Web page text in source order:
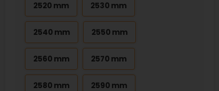
2520 mm 2530 mm
2540 mm 2550 mm
2560 mm 2570 mm
2580 mm 2590 mm